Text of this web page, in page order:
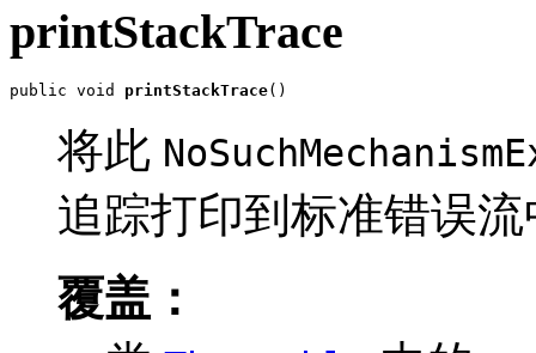
printStackTrace
public void printStackTrace()
将此
追踪打印到标准错误流
覆盖：